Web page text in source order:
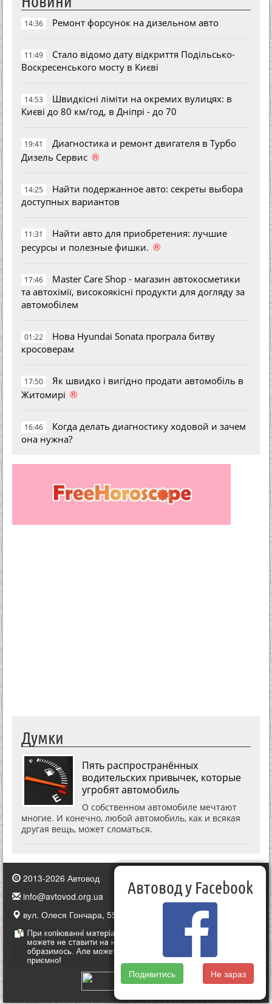
14:36 Ремонт форсунок на дизельном авто
11:49
Стало відомо дату відкриття Подільсько-
Воскресенського мосту в Києві
14:53
Швидкісні ліміти на окремих вулицях: в
Києві до 80 км/год, в Дніпрі - до 70
19:41
Диагностика и ремонт двигателя в Турбо
Дизель Сервис ®
14:25
Найти подержанное авто: секреты выбора
доступных вариантов
11:31
Найти авто для приобретения: лучшие
ресурсы и полезные фишки. ®
17:46
Master Care Shop - магазин автокосметики
та автохімії, високоякісні продукти для догляду за
автомобілем
01:22
Нова Hyundai Sonata програла битву
кросоверам
17:50
Як швидко і вигідно продати автомобіль в
Житомирі ®
16:46
Когда делать диагностику ходовой и зачем
она нужна?
Думки
Пять распространённых
водительских привычек, которые
угробят автомобиль
О собственном автомобиле мечтают
многие. И конечно, любой автомобиль, как и всякая
другая вещь, может сломаться.
2013-2026 Автовод
info@avtovod.org.ua
вул. Олеся Гончара, 55, Київ, Україна
Автовод у Facebook
Подивитись Не зараз